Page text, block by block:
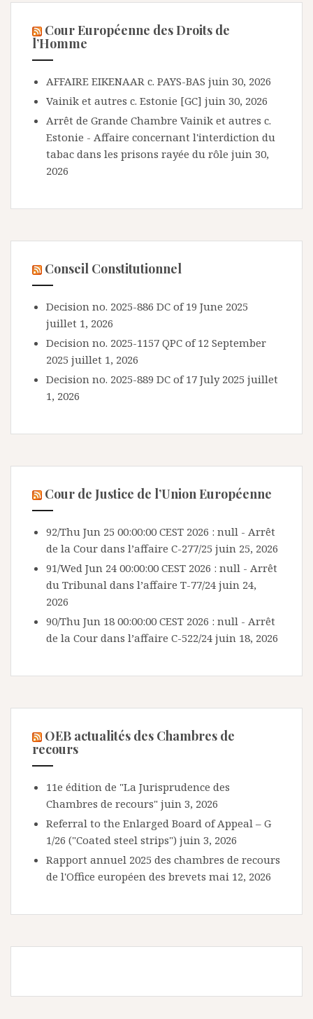
Cour Européenne des Droits de
l’Homme
AFFAIRE EIKENAAR c. PAYS-BAS juin 30, 2026
Vainik et autres c. Estonie [GC] juin 30, 2026
Arrêt de Grande Chambre Vainik et autres c.
Estonie - Affaire concernant l'interdiction du
tabac dans les prisons rayée du rôle juin 30,
2026
Conseil Constitutionnel
Decision no. 2025-886 DC of 19 June 2025
juillet 1, 2026
Decision no. 2025-1157 QPC of 12 September
2025 juillet 1, 2026
Decision no. 2025-889 DC of 17 July 2025 juillet
1, 2026
Cour de Justice de l’Union Européenne
92/Thu Jun 25 00:00:00 CEST 2026 : null - Arrêt
de la Cour dans l’affaire C-277/25 juin 25, 2026
91/Wed Jun 24 00:00:00 CEST 2026 : null - Arrêt
du Tribunal dans l’affaire T-77/24 juin 24,
2026
90/Thu Jun 18 00:00:00 CEST 2026 : null - Arrêt
de la Cour dans l’affaire C-522/24 juin 18, 2026
OEB actualités des Chambres de
recours
11e édition de "La Jurisprudence des
Chambres de recours" juin 3, 2026
Referral to the Enlarged Board of Appeal – G
1/26 ("Coated steel strips") juin 3, 2026
Rapport annuel 2025 des chambres de recours
de l'Office européen des brevets mai 12, 2026